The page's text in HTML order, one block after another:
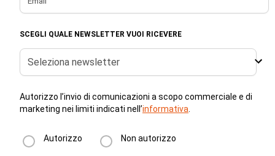
SCEGLI QUALE NEWSLETTER VUOI RICEVERE
Seleziona newsletter
Autorizzo l’invio di comunicazioni a scopo commerciale e di
marketing nei limiti indicati nell’informativa
Autorizzo Non autorizzo